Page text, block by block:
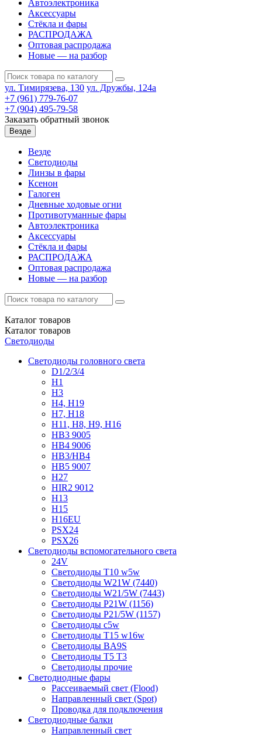
Автоэлектроника
Аксессуары
Стёкла и фары
РАСПРОДАЖА
Оптовая распродажа
Новые — на разбор
ул. Тимирязева, 130 ул. Дружбы, 124а
+7 (961) 779-76-07
+7 (904) 495-79-58
Заказать обратный звонок
Везде
Везде
Светодиоды
Линзы в фары
Ксенон
Галоген
Дневные ходовые огни
Противотуманные фары
Автоэлектроника
Аксессуары
Стёкла и фары
РАСПРОДАЖА
Оптовая распродажа
Новые — на разбор
Каталог товаров
Каталог товаров
Светодиоды
Светодиоды головного света
D1/2/3/4
H1
H3
H4, H19
H7, H18
H11, H8, H9, H16
HB3 9005
HB4 9006
HB3/HB4
HB5 9007
H27
HIR2 9012
H13
H15
H16EU
PSX24
PSX26
Светодиоды вспомогательного света
24V
Светодиоды T10 w5w
Светодиоды W21W (7440)
Светодиоды W21/5W (7443)
Светодиоды P21W (1156)
Светодиоды P21/5W (1157)
Светодиоды c5w
Светодиоды T15 w16w
Светодиоды BA9S
Светодиоды T5 T3
Светодиоды прочие
Светодиодные фары
Рассеиваемый свет (Flood)
Направленный свет (Spot)
Проводка для подключения
Светодиодные балки
Направленный свет